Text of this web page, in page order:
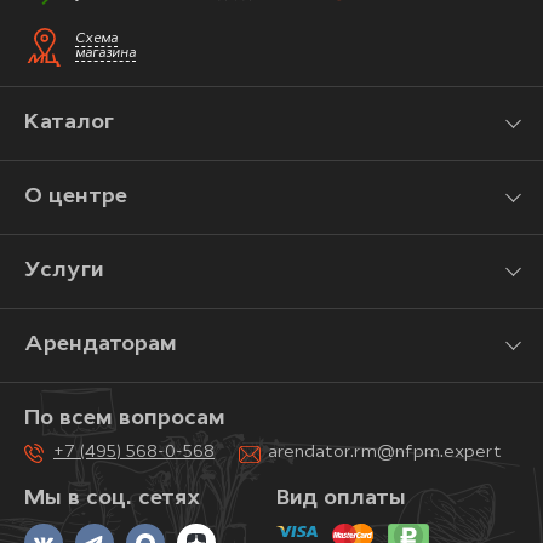
Схема
магазина
Каталог
О центре
Услуги
Арендаторам
Мы в соц. сетях
По всем вопросам
+7 (495) 568-0-568 arendator.rm@nfpm.expert
Вид оплаты